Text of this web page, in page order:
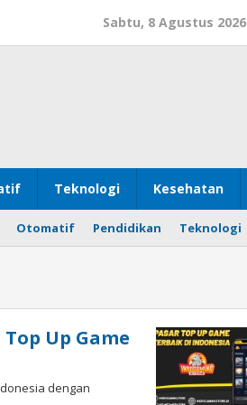
Sabtu, 8 Agustus 2026
Teknologi Kesehatan
Otomatif Pendidikan Teknologi
Up Game
dengan